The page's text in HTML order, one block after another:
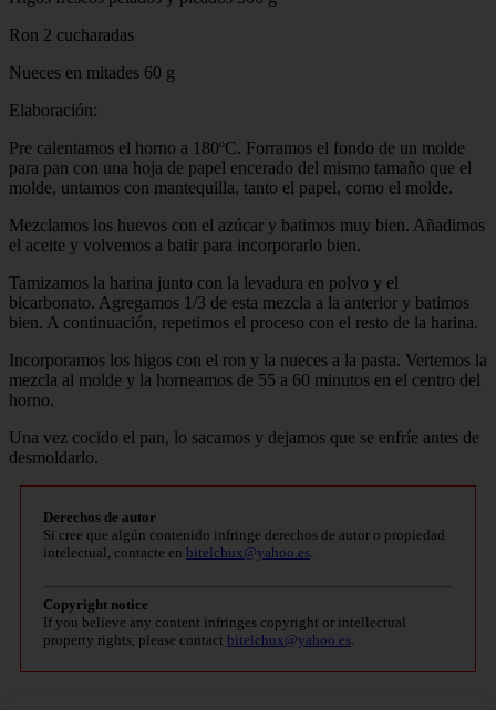
Ron 2 cucharadas
Nueces en mitades 60 g
Elaboración:
Pre calentamos el horno a 180ºC. Forramos el fondo de un molde
para pan con una hoja de papel encerado del mismo tamaño que el
molde, untamos con mantequilla, tanto el papel, como el molde.
Mezclamos los huevos con el azúcar y batimos muy bien. Añadimos
el aceite y volvemos a batir para incorporarlo bien.
Tamizamos la harina junto con la levadura en polvo y el
bicarbonato. Agregamos 1/3 de esta mezcla a la anterior y batimos
bien. A continuación, repetimos el proceso con el resto de la harina.
Incorporamos los higos con el ron y la nueces a la pasta. Vertemos la
mezcla al molde y la horneamos de 55 a 60 minutos en el centro del
horno.
Una vez cocido el pan, lo sacamos y dejamos que se enfríe antes de
desmoldarlo.
Derechos de autor
Si cree que algún contenido infringe derechos de autor o propiedad
intelectual, contacte en bitelchux@yahoo.es
Copyright notice
If you believe any content infringes copyright or intellectual
property rights, please contact bitelchux@yahoo.es